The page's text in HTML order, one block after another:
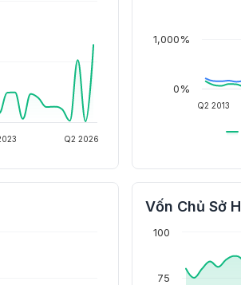
Q2 2026
Q2 2013
0%
1,000%
Vốn Chủ Sở
75
100